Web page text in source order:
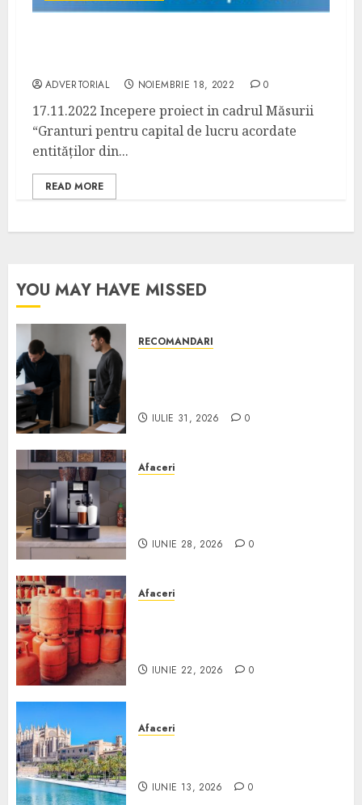
ADVERTORIAL NOIEMBRIE 18, 2022 0
17.11.2022 Incepere proiect in cadrul Măsurii
“Granturi pentru capital de lucru acordate
entităților din...
READ MORE
YOU MAY HAVE MISSED
RECOMANDARI
IULIE 31, 2026 0
Afaceri
IUNIE 28, 2026 0
Afaceri
IUNIE 22, 2026 0
Afaceri
IUNIE 13, 2026 0